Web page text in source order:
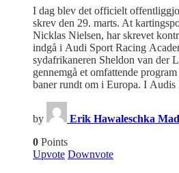
I dag blev det officielt
skrev den 29. marts. At
Nicklas Nielsen, har skrevet
indgå i Audi Sport Racing
sydafrikaneren Sheldon van der
gennemgå et omfattende
baner rundt om i Europa. I
by Erik Hawaleschka
0 Points
Upvote Downvote